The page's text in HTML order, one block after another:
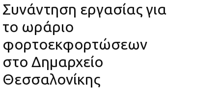
Συνάντηση εργασίας για
το ωράριο
φορτοεκφορτώσεων
στο Δημαρχείο
Θεσσαλονίκης